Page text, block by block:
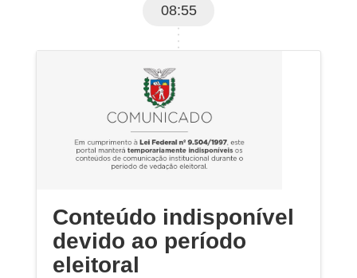
08:55
Conteúdo indisponível
devido ao período
eleitoral